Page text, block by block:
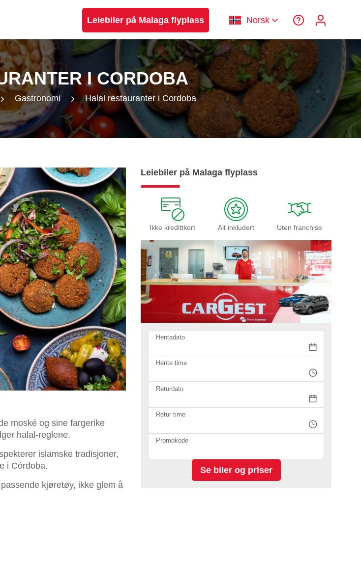
Leiebiler på Malaga flyplass Norsk
I CORDOBA
Gastronomi Halal restauranter i Cordoba
moské og sine fargerike
halal-reglene.
islamske tradisjoner,
i Córdoba.
kjøretøy, ikke glem å
Leiebiler på Malaga flyplass
Ikke kredittkort Alt inkludert Uten franchise
Hentadato
Hente time
Returdato
Retur time
Promokode